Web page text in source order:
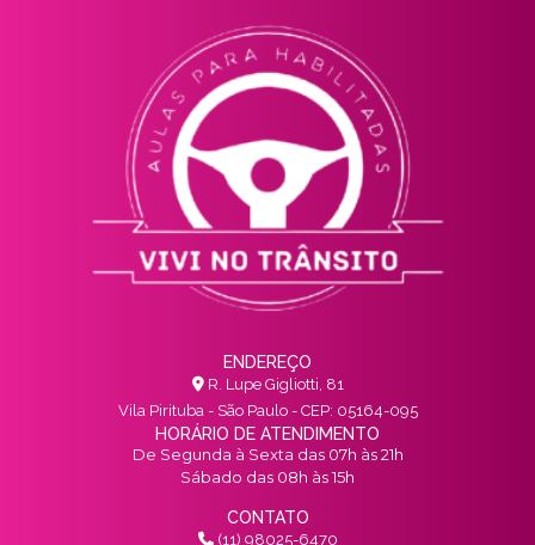
ENDEREÇO
R. Lupe Gigliotti, 81
Vila Pirituba - São Paulo - CEP: 05164-095
HORÁRIO DE ATENDIMENTO
De Segunda à Sexta das 07h às 21h
Sábado das 08h às 15h
CONTATO
(11) 98025-6470